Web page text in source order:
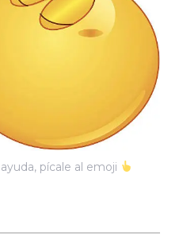
pícale al emoji